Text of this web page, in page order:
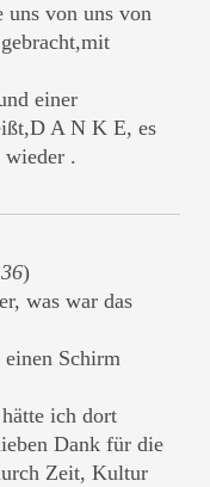
uns von uns von
einer
A N K E, es
.
)
was war das
einen Schirm
ich dort
Dank für die
Zeit, Kultur